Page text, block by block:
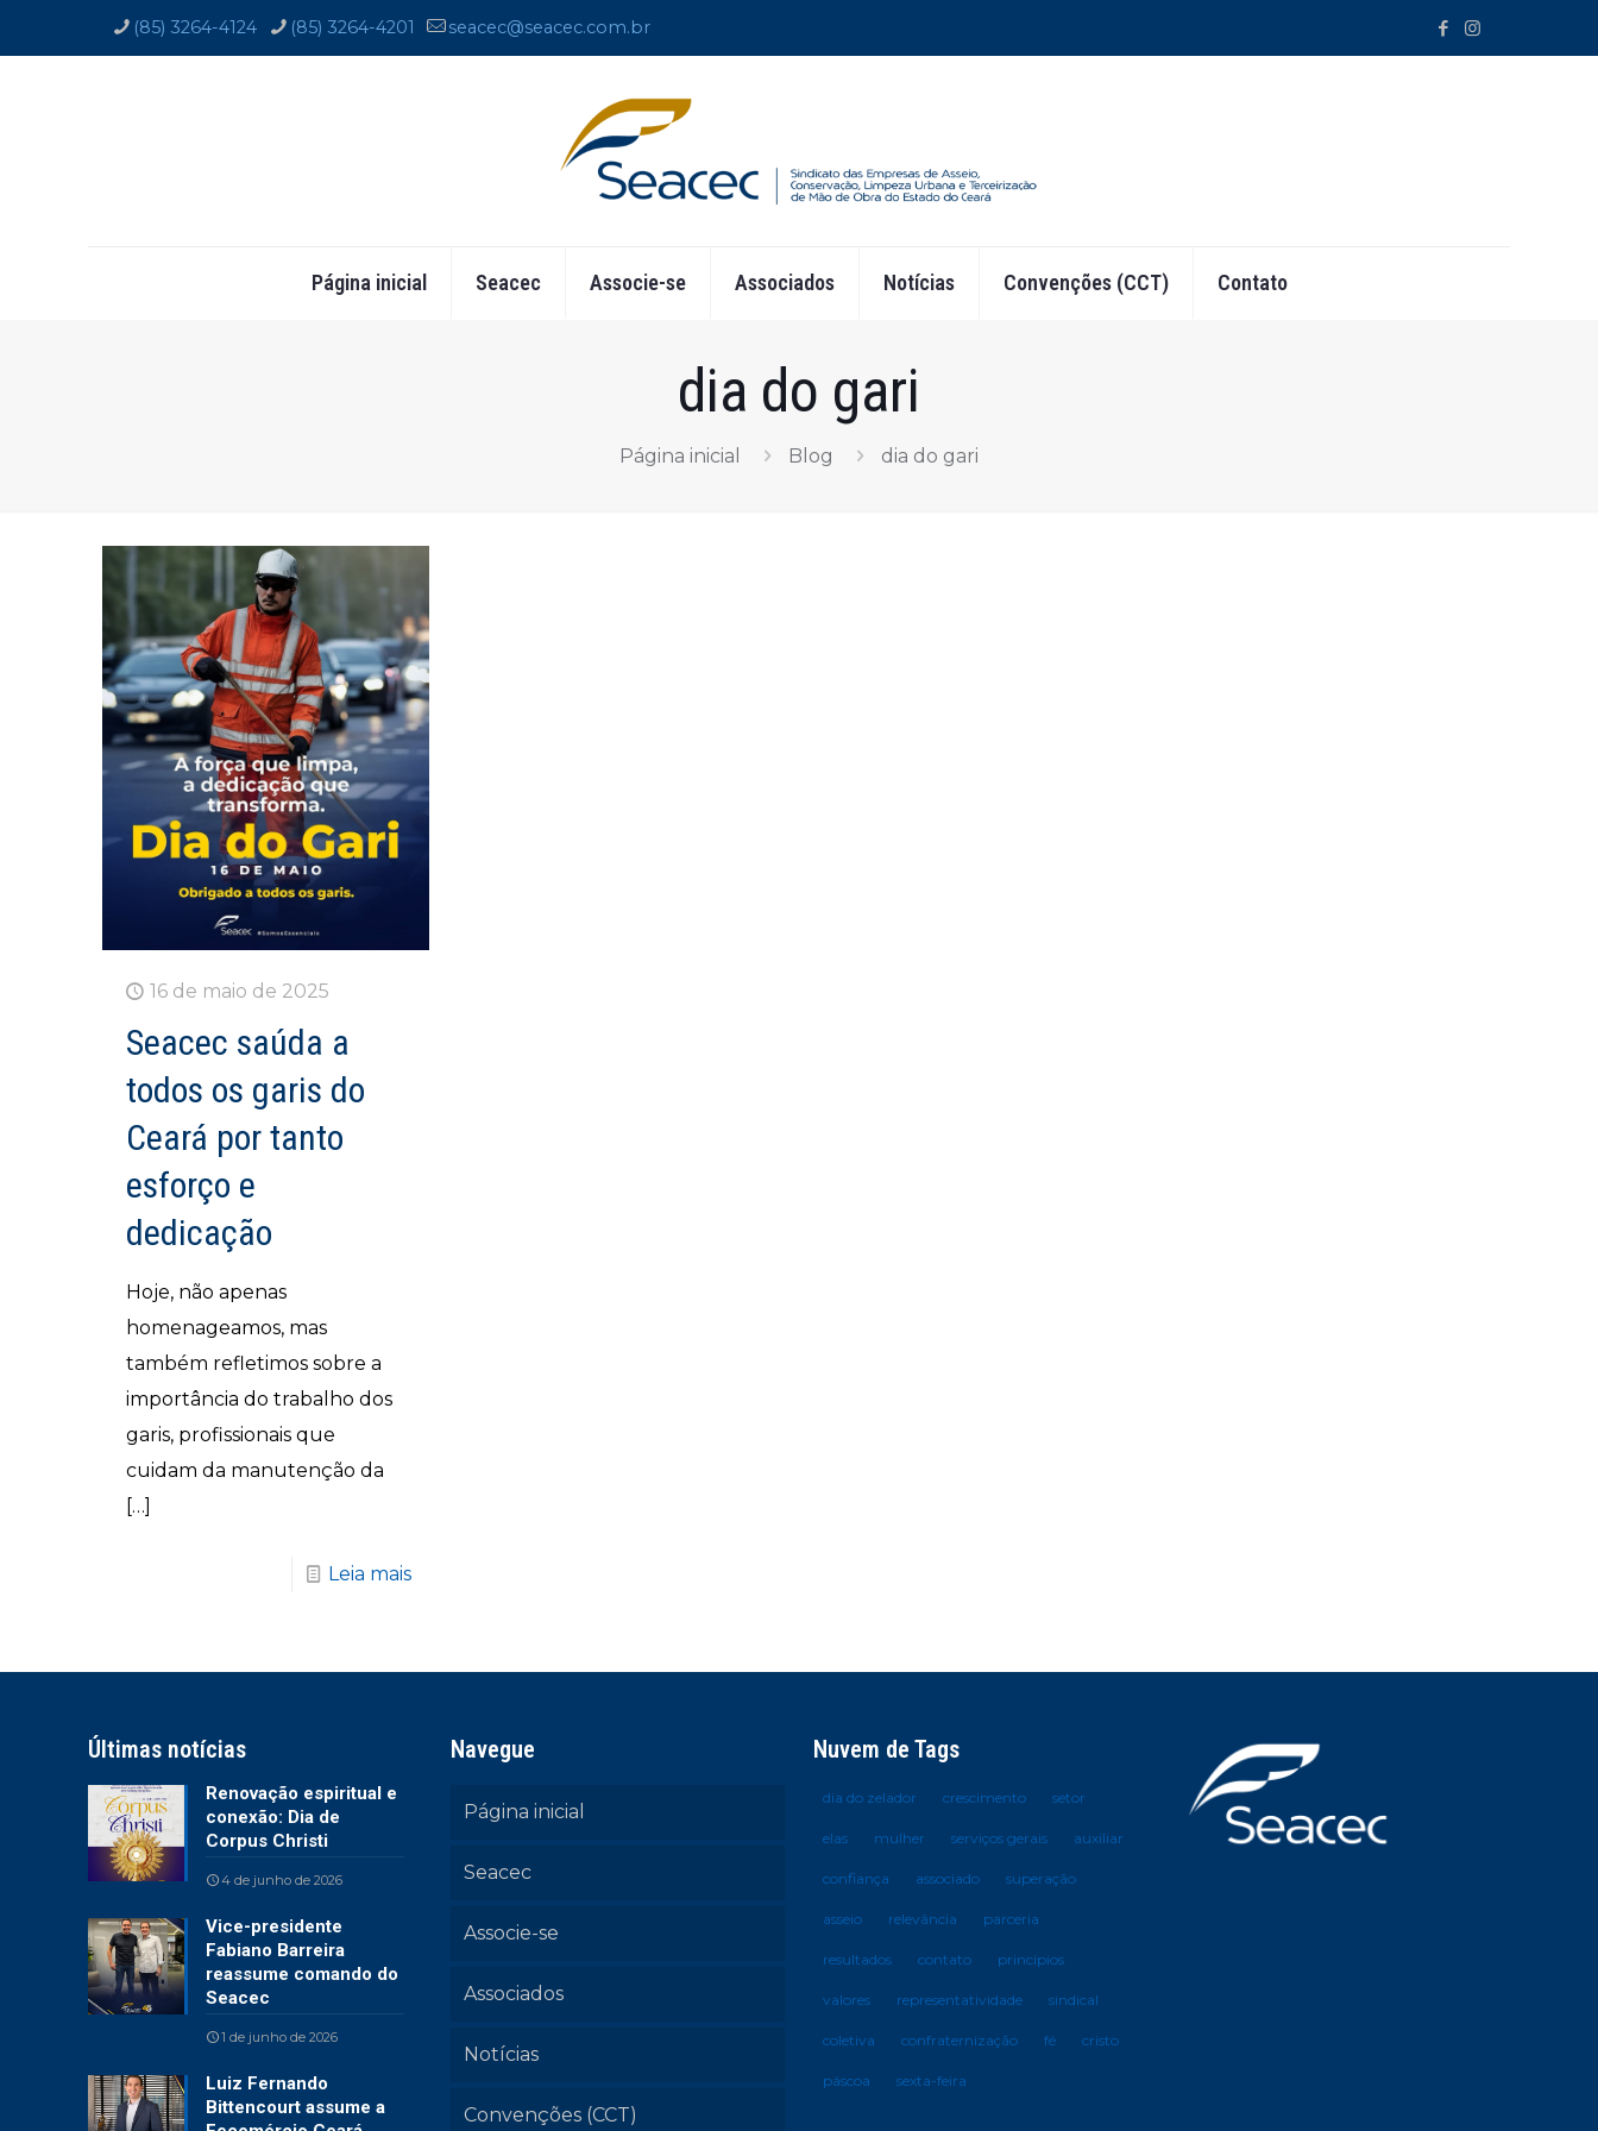
(85) 3264-4124 (85) 3264-4201 seacec@seacec.com.br
Página inicial Seacec Associe-se Associados Notícias Convenções (CCT) Contato
dia do gari
Página inicial Blog dia do gari
16 de maio de 2025
Seacec saúda a
todos os garis do
Ceará por tanto
esforço e
dedicação
Hoje, não apenas
homenageamos, mas
também refletimos sobre a
importância do trabalho dos
garis, profissionais que
cuidam da manutenção da
[…]
Leia mais
Últimas notícias
Renovação espiritual e
conexão: Dia de
Corpus Christi
4 de junho de 2026
Vice-presidente
Fabiano Barreira
reassume comando do
Seacec
1 de junho de 2026
Luiz Fernando
Bittencourt assume a
Navegue
Página inicial
Seacec
Associe-se
Associados
Notícias
Convenções (CCT)
Nuvem de Tags
dia do zelador crescimento setor
elas mulher serviços gerais auxiliar
confiança associado superação
asseio relevância parceria
resultados contato princípios
valores representatividade sindical
coletiva confraternização fé cristo
páscoa sexta-feira